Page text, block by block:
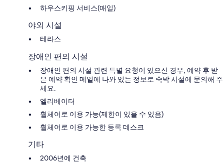
하우스키핑 서비스(매일)
야외 시설
테라스
장애인 편의 시설
장애인 편의 시설 관련 특별 요청이 있으신 경우, 예약 후 받
은 예약 확인 메일에 나와 있는 정보로 숙박 시설에 문의해 주
세요.
엘리베이터
휠체어로 이용 가능(제한이 있을 수 있음)
휠체어로 이용 가능한 등록 데스크
기타
2006년에 건축